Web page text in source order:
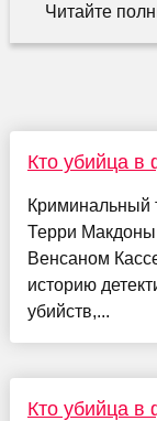
Читайте
Кто убийца
Криминальный
Терри
Венсаном
историю
убийств,...
Кто убийца в